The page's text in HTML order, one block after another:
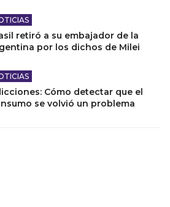
retiró a su embajador de la
por los dichos de Milei
Cómo detectar que el
se volvió un problema